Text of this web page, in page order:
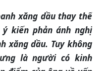
xăng dầu thay thế
ý kiến phản ánh nghị
xăng dầu. Tuy không
là người có kinh